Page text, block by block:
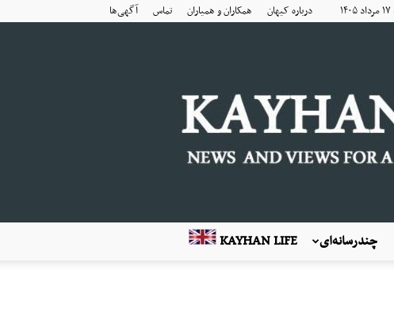
درباره کیهان همکاران و همیاران تماس آگهی‌ها
KAYHAN LIFE چندرسانه‌ای